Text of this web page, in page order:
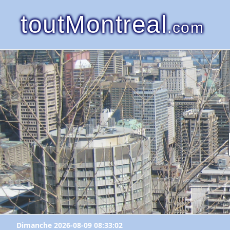
toutMontreal.com
Dimanche 2026-08-09 08:33:02